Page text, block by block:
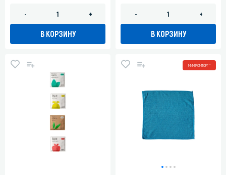
- +
В КОРЗИНУ
- +
В КОРЗИНУ
МИНПРОМТОРГ *